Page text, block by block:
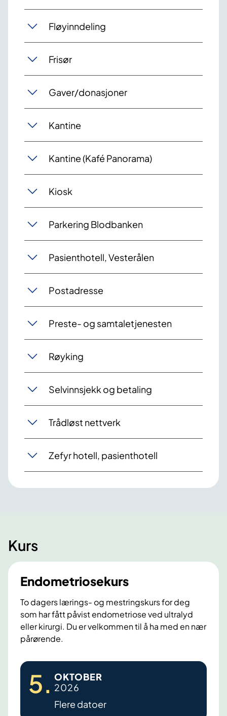
Fløyinndeling
Frisør
Gaver/donasjoner
Kantine
Kantine (Kafé Panorama)
Kiosk
Parkering Blodbanken
Pasienthotell, Vesterålen
Postadresse
Preste- og samtaletjenesten
Røyking
Selvinnsjekk og betaling
Trådløst nettverk
Zefyr hotell, pasienthotell
Kurs
Endometriosekurs
To dagers lærings- og mestringskurs for deg
som har fått påvist endometriose ved ultralyd
eller kirurgi. Du er velkommen til å ha med en nær
pårørende.
E
5. OKTOBER
2026
Flere datoer